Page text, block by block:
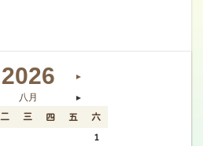
2026 ►
八月 ►
二 三 四 五 六
1